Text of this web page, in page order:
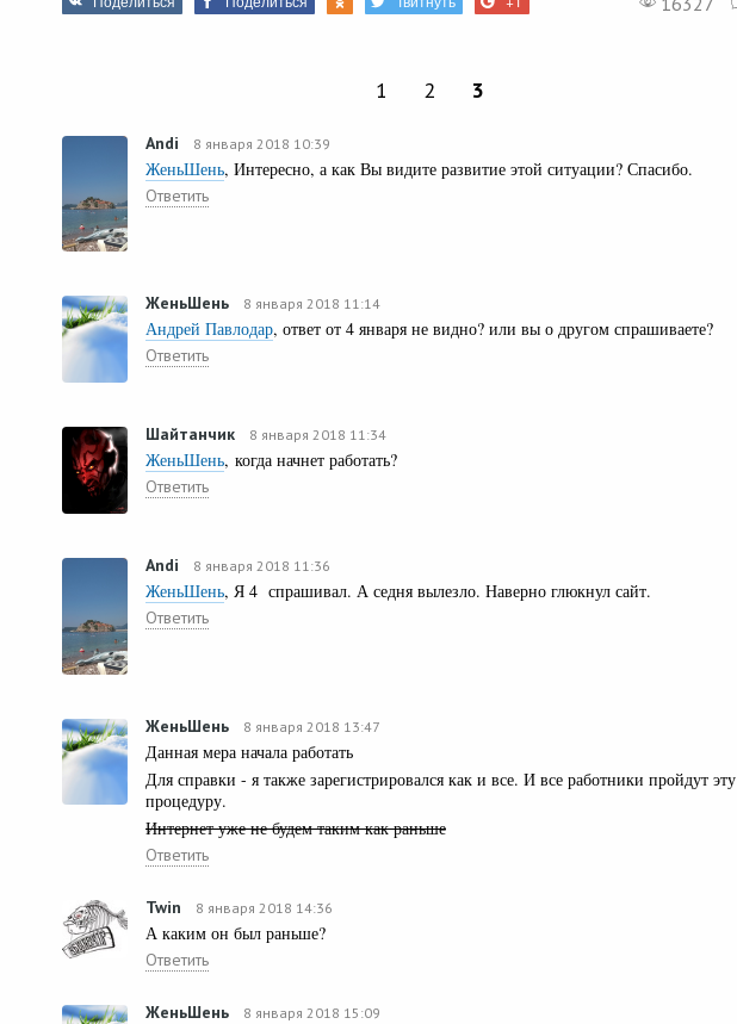
1 2 3
Andi 8 января 2018 10:39
ЖеньШень, Интересно, а как Вы видите развитие этой ситуации? Спасибо.
Ответить
ЖеньШень 8 января 2018 11:14
Андрей Павлодар, ответ от 4 января не видно? или вы о другом спрашиваете?
Ответить
Шайтанчик 8 января 2018 11:34
ЖеньШень, когда начнет работать?
Ответить
Andi 8 января 2018 11:36
ЖеньШень, Я 4 спрашивал. А седня вылезло. Наверно глюкнул сайт.
Ответить
ЖеньШень 8 января 2018 13:47
Данная мера начала работать
Для справки - я также зарегистрировался как и все. И все работники пройдут эту
процедуру.
Интернет уже не будем таким как раньше
Ответить
Twin 8 января 2018 14:36
А каким он был раньше?
Ответить
ЖеньШень 8 января 2018 15:09